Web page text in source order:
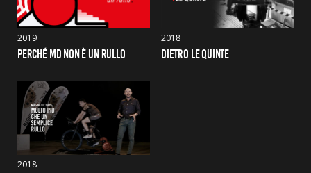
2019
PERCHÉ MD NON È UN RULLO
2018
DIETRO LE QUINTE
2018